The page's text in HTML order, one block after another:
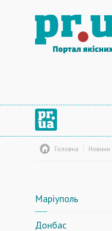
Головна Новини
Маріуполь
Донбас